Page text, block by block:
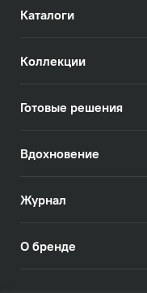
Каталоги
Коллекции
Готовые решения
Вдохновение
Журнал
О бренде